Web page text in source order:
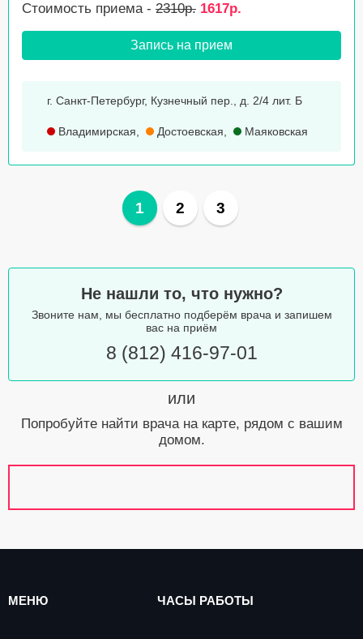
Стоимость приема - 2310р. 1617р.
Запись на прием
г. Санкт-Петербург, Кузнечный пер., д. 2/4 лит. Б
Владимирская, Достоевская, Маяковская
1 2 3
Не нашли то, что нужно?
Звоните нам, мы бесплатно подберём врача и запишем
вас на приём
8 (812) 416-97-01
или
Попробуйте найти врача на карте, рядом с вашим
домом.
МЕНЮ ЧАСЫ РАБОТЫ